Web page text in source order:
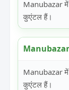
Manubazar
कुएंटल हैं।
Manubazar
Manubazar में
कुएंटल हैं।